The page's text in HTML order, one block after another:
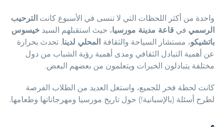
واحدة من أكثر اللحظات التي لا تنسى في الأسبوع كانت الترحيب
الرسمي في قاعة مدينة مورسيا، حيث استقبلهم السيد خيسوس
باتشيكو، مستشار السياحة والثقافةالمحلي لدينا. تحدث بحرارة
عن أهمية التبادل الثقافي ومدى أهمية رؤية الشباب من دول
مختلفة يتبادلون الخبرات ويتعلمون من بعضهم البعض.
كانت لحظة فخر للجميع، واستغل العديد من الطلاب الفرصة
لطرح أسئلة (بالإسبانية!) حول تاريخ مورسيا ومهرجاناتها وطعامها.